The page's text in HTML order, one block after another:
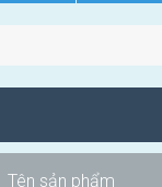
Tên sản phẩm